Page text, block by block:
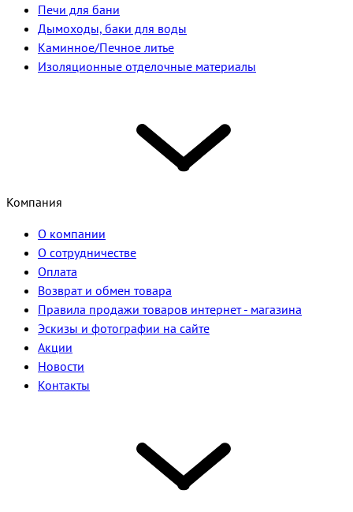
Печи для бани
Дымоходы, баки для воды
Каминное/Печное литье
Изоляционные отделочные материалы
Компания
О компании
О сотрудничестве
Оплата
Возврат и обмен товара
Правила продажи товаров интернет - магазина
Эскизы и фотографии на сайте
Акции
Новости
Контакты